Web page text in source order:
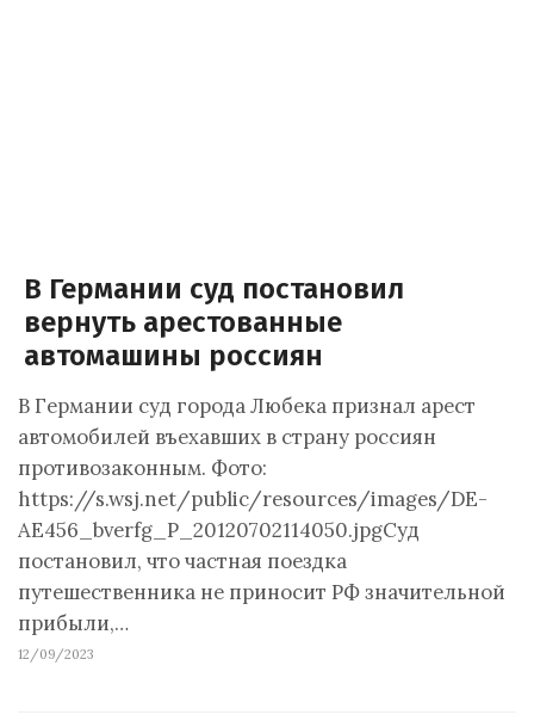
В Германии суд постановил
вернуть арестованные
автомашины россиян
В Германии суд города Любека признал арест
автомобилей въехавших в страну россиян
противозаконным. Фото:
https://s.wsj.net/public/resources/images/DE-
AE456_bverfg_P_20120702114050.jpgСуд
постановил, что частная поездка
путешественника не приносит РФ значительной
прибыли,…
12/09/2023